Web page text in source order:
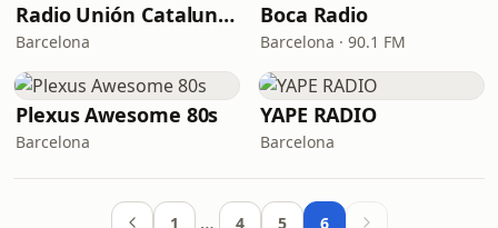
Radio Unión Catalunya
Barcelona
Boca Radio
Barcelona · 90.1 FM
Plexus Awesome 80s
Barcelona
YAPE RADIO
Barcelona
1 … 4 5 6